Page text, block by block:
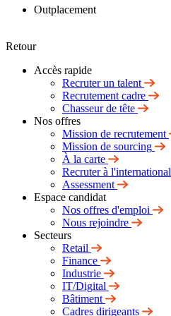
Outplacement
Retour
Accès rapide
Recruter un talent
Recrutement cadre
Chasseur de tête
Nos offres
Mission de recrutement
Mission de sourcing
À la carte
Recruter à l'international
Assessment
Espace candidat
Nos offres d'emploi
Nous rejoindre
Secteurs
Retail
Finance
Industrie
IT/Digital
Bâtiment
Cadres dirigeants